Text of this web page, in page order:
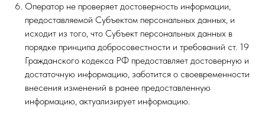
Оператор не проверяет достоверность информации,
предоставляемой Субъектом персональных данных, и
исходит из того, что Субъект персональных данных в
порядке принципа добросовестности и требований ст. 19
Гражданского кодекса РФ предоставляет достоверную и
достаточную информацию, заботится о своевременности
внесения изменений в ранее предоставленную
информацию, актуализирует информацию.